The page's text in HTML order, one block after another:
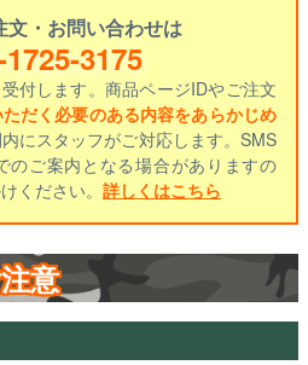
文・お問い合わせは
3175
付します。商品ページIDやご注文
だく必要のある内容をあらかじめ
にスタッフがご対応します。SMS
のご案内となる場合がありますの
ください。 詳しくはこちら
意